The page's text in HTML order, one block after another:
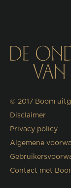
© 2017 Boom
Disclaimer
Privacy policy
Algemene
Contact met